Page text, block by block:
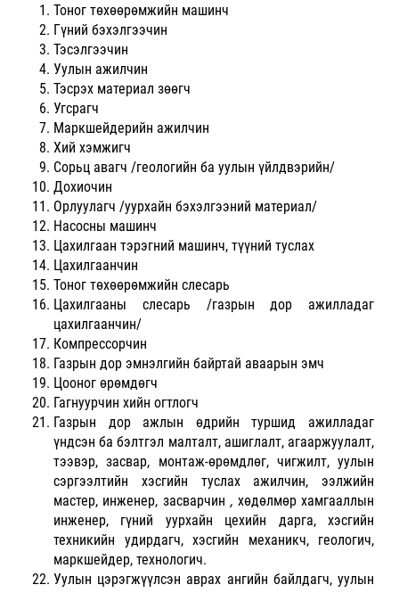
Тоног төхөөрөмжийн машинч
Гүний бэхэлгээчин
Тэсэлгээчин
Уулын ажилчин
Тэсрэх материал зөөгч
Угсрагч
Маркшейдерийн ажилчин
Хий хэмжигч
Сорьц авагч /геологийн ба уулын үйлдвэрийн/
Дохиочин
Орлуулагч /уурхайн бэхэлгээний материал/
Насосны машинч
Цахилгаан тэрэгний машинч, түүний туслах
Цахилгаанчин
Тоног төхөөрөмжийн слесарь
Цахилгааны слесарь /газрын дор ажилладаг
цахилгаанчин/
Компрессорчин
Газрын дор эмнэлгийн байртай аваарын эмч
Цооног өрөмдөгч
Гагнуурчин хийн огтлогч
Газрын дор ажлын өдрийн туршид ажилладаг
үндсэн ба бэлтгэл малталт, ашиглалт, агааржуулалт,
тээвэр, засвар, монтаж-өрөмдлөг, чигжилт, уулын
сэргээлтийн хэсгийн туслах ажилчин, ээлжийн
мастер, инженер, засварчин , хөдөлмөр хамгааллын
инженер, гүний уурхайн цехийн дарга, хэсгийн
техникийн удирдагч, хэсгийн механикч, геологич,
маркшейдер, технологич.
Уулын цэрэгжүүлсэн аврах ангийн байлдагч, уулын